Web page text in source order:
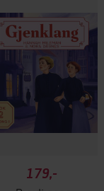
179,-